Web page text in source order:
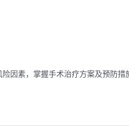
因素，掌握手术治疗方案及预防措